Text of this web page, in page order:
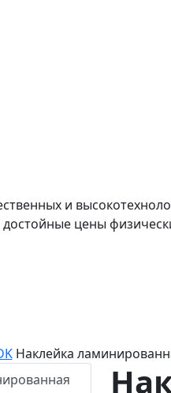
и
достойные цены
Наклейка